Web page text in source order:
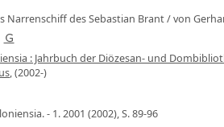
Narrenschiff des Sebastian Brant/ von
: Jahrbuch der Diözesan- und
, (2002-)
- 1. 2001 (2002), S. 89-96